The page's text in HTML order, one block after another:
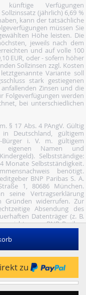
zu
Verfügungen
(jährlich) 6,69 %
kann der tatsächliche
müssen Sie
Höhe leisten. Die
jeweils nach dem
und auf volle 100
EUR, oder - sofern höher
Sollzinsen zzgl. Kosten
Variante soll
stark gestiegenen
Zinsen und die
Folgeverfügungen werden
bei unterschiedlichen
§ 17 Abs. 4 PAngV. Gültig
Deutschland, gültigem
Bürger i. V. m. gültigem
eigenen Namen und
Selbstständige:
Monate Selbstständigkeit.
benötigt.
BNP Paribas S. A.
1, 80686 München.
seine Vertragserklärung
Gründen widerrufen. Zur
Absendung des
Datenträger (z. B.
richten an: BNP Paribas
47051 Duisburg (Fax: 02
54-02; E- Mail:
versandkostenfrei.